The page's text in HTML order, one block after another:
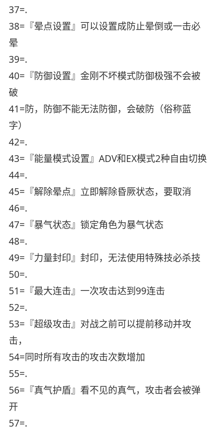
37=.
38=『晕点设置』可以设置成防止晕倒或一击必
晕
39=.
40=『防御设置』金刚不坏模式防御极强不会被
破
41=防，防御不能无法防御，会破防（俗称蓝
字）
42=.
43=『能量模式设置』ADV和EX模式2种自由切换
44=.
45=『解除晕点』立即解除昏厥状态，要取消
46=.
47=『暴气状态』锁定角色为暴气状态
48=.
49=『力量封印』封印，无法使用特殊技必杀技
50=.
51=『最大连击』一次攻击达到99连击
52=.
53=『超级攻击』对战之前可以提前移动并攻
击，
54=同时所有攻击的攻击次数增加
55=.
56=『真气护盾』看不见的真气，攻击者会被弹
开
57=.